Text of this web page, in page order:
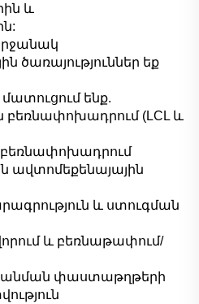
և
ծառայություններ եք
ենք.
բեռնափոխադրում (LCL և
բեռնափոխադրում
ավտոմեքենայային
և ստուգման
և բեռնաթափում/
փաստաթղթերի